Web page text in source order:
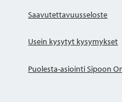
Saavutettavuusseloste
Usein kysytyt kysymykset
Puolesta-asiointi Sipoon